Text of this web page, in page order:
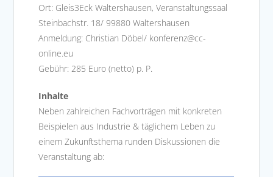
Ort: Gleis3Eck Waltershausen, Veranstaltungssaal
Steinbachstr. 18/ 99880 Waltershausen
Anmeldung: Christian Döbel/ konferenz@cc-
online.eu
Gebühr: 285 Euro (netto) p. P.
Inhalte
Neben zahlreichen Fachvorträgen mit konkreten
Beispielen aus Industrie & täglichem Leben zu
einem Zukunftsthema runden Diskussionen die
Veranstaltung ab: